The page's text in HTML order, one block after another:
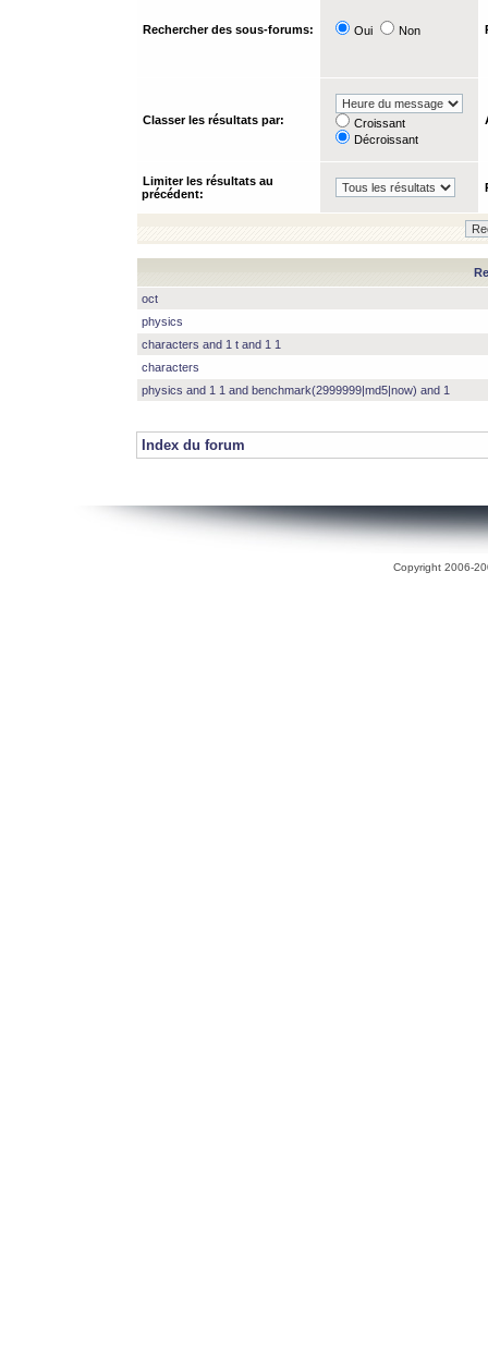
Rechercher des sous-forums: Oui Non
Classer les résultats par:
Croissant
Décroissant
Limiter les résultats au
précédent:
oct
physics
characters and 1 t and 1 1
characters
physics and 1 1 and benchmark(2999999|md5|now) and 1
Index du forum
Copyright 2006-